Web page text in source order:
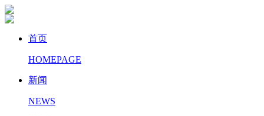
首页
HOMEPAGE
新闻
NEWS